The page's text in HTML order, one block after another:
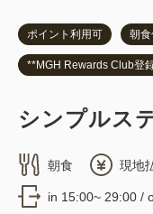
デラックス
喫煙
ポイント利用可 朝
**MGH Rewards Club登
シンプルス
朝食 現地
in 15:00~ 29:00 /